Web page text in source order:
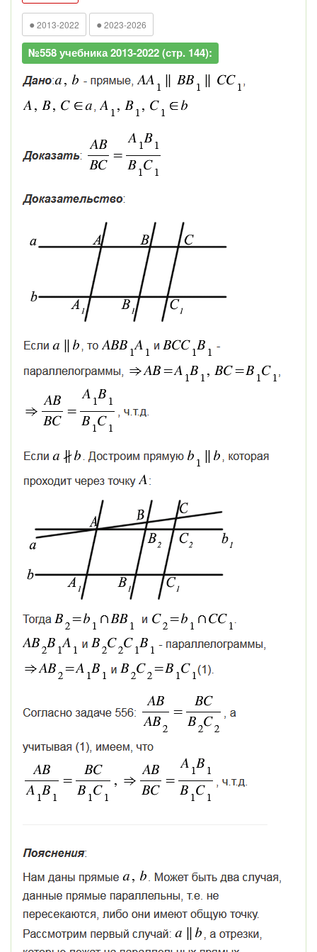
● 2013-2022 ● 2023-2026
№558 учебника 2013-2022 (стр. 144):